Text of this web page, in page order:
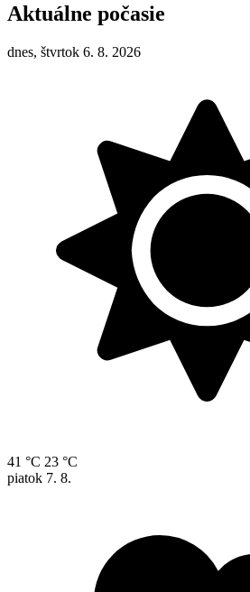
Aktuálne počasie
dnes, štvrtok 6. 8. 2026
41 °C 23 °C
piatok 7. 8.